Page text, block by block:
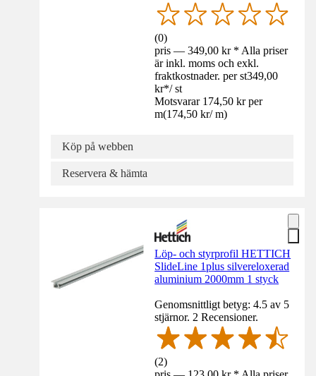
(0)
pris — 349,00 kr * Alla priser
är inkl. moms och exkl.
fraktkostnader. per st349,00
kr*/ st
Motsvarar 174,50 kr per
m(174,50 kr/ m)
Köp på webben
Reservera & hämta
Löp- och styrprofil HETTICH
SlideLine 1plus silvereloxerad
aluminium 2000mm 1 styck
Genomsnittligt betyg: 4.5 av 5
stjärnor. 2 Recensioner.
(2)